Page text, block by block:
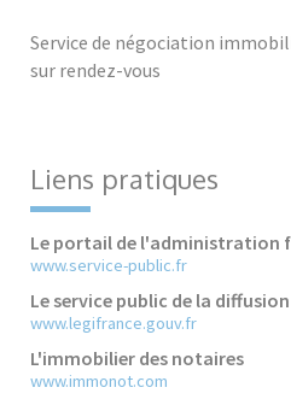
Service de négociation
sur rendez-vous
Liens pratiques
Le portail de l'administration
www.service-public.fr
Le service public de la
www.legifrance.gouv.fr
L'immobilier des notaires
www.immonot.com